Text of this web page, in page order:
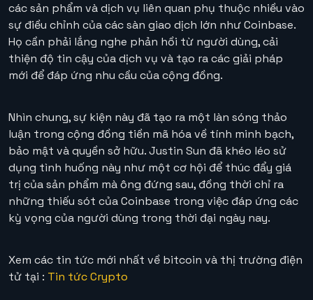
các sản phẩm và dịch vụ liên quan phụ thuộc nhiều vào
sự điều chỉnh của các sàn giao dịch lớn như Coinbase.
Họ cần phải lắng nghe phản hồi từ người dùng, cải
thiện độ tin cậy của dịch vụ và tạo ra các giải pháp
mới để đáp ứng nhu cầu của cộng đồng.
Nhìn chung, sự kiện này đã tạo ra một làn sóng thảo
luận trong cộng đồng tiền mã hóa về tính minh bạch,
bảo mật và quyền sở hữu. Justin Sun đã khéo léo sử
dụng tình huống này như một cơ hội để thúc đẩy giá
trị của sản phẩm mà ông đứng sau, đồng thời chỉ ra
những thiếu sót của Coinbase trong việc đáp ứng các
kỳ vọng của người dùng trong thời đại ngày nay.
Xem các tin tức mới nhất về bitcoin và thị trường điện
tử tại : Tin tức Crypto